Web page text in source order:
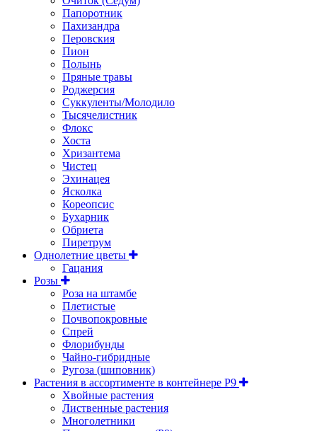
Папоротник
Пахизандра
Перовския
Пион
Полынь
Пряные травы
Роджерсия
Суккуленты/Молодило
Тысячелистник
Флокс
Хоста
Хризантема
Чистец
Эхинацея
Ясколка
Кореопсис
Бухарник
Обриета
Пиретрум
Однолетние цветы
Гацания
Розы
Роза на штамбе
Плетистые
Почвопокровные
Спрей
Флорибунды
Чайно-гибридные
Ругоза (шиповник)
Растения в ассортименте в контейнере P9
Хвойные растения
Лиственные растения
Многолетники